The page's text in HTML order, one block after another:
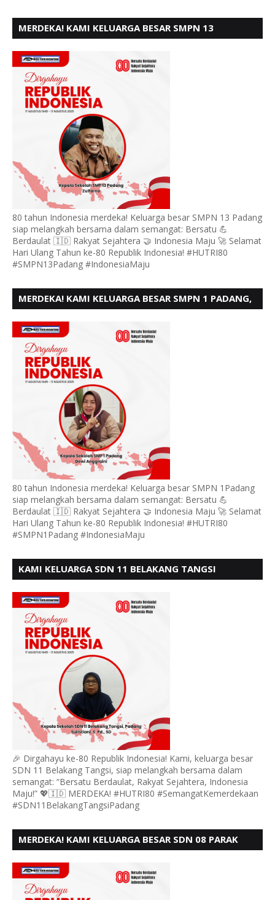
MERDEKA! KAMI KELUARGA BESAR SMPN 13
80 tahun Indonesia merdeka! Keluarga besar SMPN 13 Padang
siap melangkah bersama dalam semangat: Bersatu 💪
Berdaulat 🇮🇩 Rakyat Sejahtera 🤝 Indonesia Maju 🚀 Selamat
Hari Ulang Tahun ke-80 Republik Indonesia! #HUTRI80
#SMPN13Padang #IndonesiaMaju
MERDEKA! KAMI KELUARGA BESAR SMPN 1 PADANG,
80 tahun Indonesia merdeka! Keluarga besar SMPN 1Padang
siap melangkah bersama dalam semangat: Bersatu 💪
Berdaulat 🇮🇩 Rakyat Sejahtera 🤝 Indonesia Maju 🚀 Selamat
Hari Ulang Tahun ke-80 Republik Indonesia! #HUTRI80
#SMPN1Padang #IndonesiaMaju
KAMI KELUARGA SDN 11 BELAKANG TANGSI
🎉 Dirgahayu ke-80 Republik Indonesia! Kami, keluarga besar
SDN 11 Belakang Tangsi, siap melangkah bersama dalam
semangat: “Bersatu Berdaulat, Rakyat Sejahtera, Indonesia
Maju!” 💖🇮🇩 MERDEKA! #HUTRI80 #SemangatKemerdekaan
#SDN11BelakangTangsiPadang
MERDEKA! KAMI KELUARGA BESAR SDN 08 PARAK
- 80,